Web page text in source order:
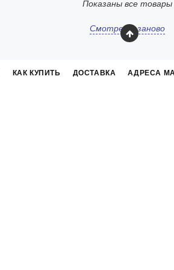
Показаны все товары
Смотреть заново
КАК КУПИТЬ ДОСТАВКА АДРЕСА